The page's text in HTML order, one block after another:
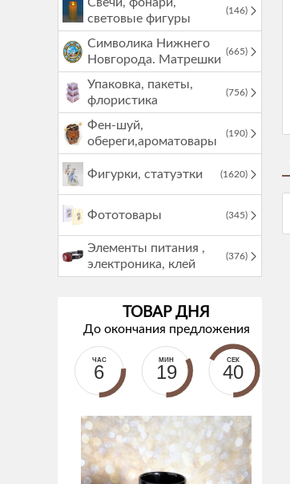
световые фигуры
(146)
Символика Нижнего
Новгорода. Матрешки
(665)
Упаковка, пакеты,
флористика
(756)
Фен-шуй,
обереги,ароматовары
(190)
Фигурки, статуэтки (1620)
Фототовары (345)
Элементы питания ,
электроника, клей
(376)
ТОВАР ДНЯ
До окончания предложения
ЧАС
6
МИН
19
СЕК
40